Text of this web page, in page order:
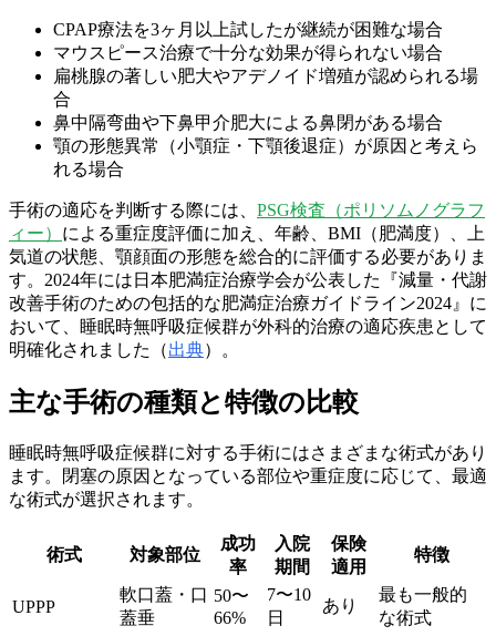
CPAP療法を3ヶ月以上試したが継続が困難な場合
マウスピース治療で十分な効果が得られない場合
扁桃腺の著しい肥大やアデノイド増殖が認められる場
合
鼻中隔弯曲や下鼻甲介肥大による鼻閉がある場合
顎の形態異常（小顎症・下顎後退症）が原因と考えら
れる場合
手術の適応を判断する際には、 PSG検査（ポリソムノグラフ
ィー） による重症度評価に加え、年齢、BMI（肥満度）、上
気道の状態、顎顔面の形態を総合的に評価する必要がありま
す。2024年には日本肥満症治療学会が公表した『減量・代謝
改善手術のための包括的な肥満症治療ガイドライン2024』に
おいて、睡眠時無呼吸症候群が外科的治療の適応疾患として
明確化されました（出典）。
主な手術の種類と特徴の比較
睡眠時無呼吸症候群に対する手術にはさまざまな術式があり
ます。閉塞の原因となっている部位や重症度に応じて、最適
な術式が選択されます。
術式 対象部位
成功
率
入院
期間
保険
適用
特徴
UPPP
軟口蓋・口
蓋垂
50〜
66%
7〜10
日
あり
最も一般的
な術式